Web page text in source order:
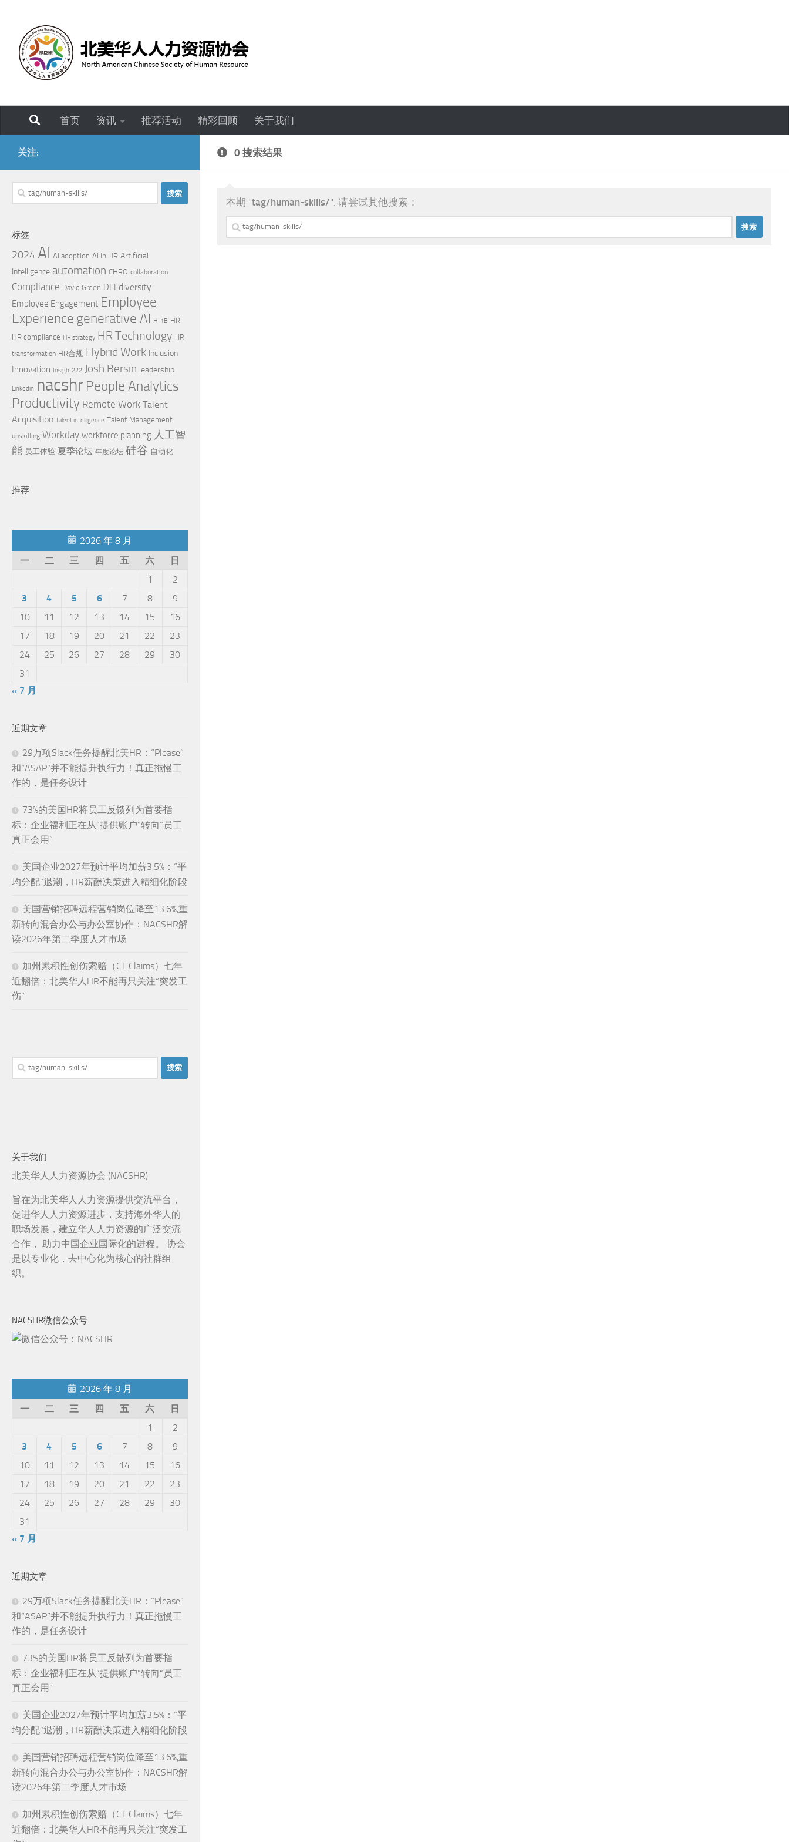
首页 资讯 推荐活动 精彩回顾 关于我们
0 搜索结果
本期 "tag/human-skills/". 请尝试其他搜索：
搜
索：
关注:
搜
索：
标签
2024 AI AI adoption AI in HR Artificial
Intelligence automation CHRO collaboration
Compliance David Green DEI diversity
Employee Engagement Employee
Experience generative AI H-1B HR
HR compliance HR strategy HR Technology HR
transformation HR合规 Hybrid Work Inclusion
Innovation Insight222 Josh Bersin leadership
Linkedin nacshr People Analytics
Productivity Remote Work Talent
Acquisition talent intelligence Talent Management
upskilling Workday workforce planning 人工智
能 员工体验 夏季论坛 年度论坛 硅谷 自动化
推荐
2026 年 8 月
一
二 三 四 五 六
日
1
2
3
4 5 6 7 8
9
10
11 12 13 14 15
16
17
18 19 20 21 22
23
24
25 26 27 28 29
30
31
« 7 月
近期文章
29万项Slack任务提醒北美HR：“Please”
和“ASAP”并不能提升执行力！真正拖慢工
作的，是任务设计
73%的美国HR将员工反馈列为首要指
标：企业福利正在从“提供账户”转向“员工
真正会用”
美国企业2027年预计平均加薪3.5%：“平
均分配”退潮，HR薪酬决策进入精细化阶段
美国营销招聘远程营销岗位降至13.6%,重
新转向混合办公与办公室协作：NACSHR解
读2026年第二季度人才市场
加州累积性创伤索赔（CT Claims）七年
近翻倍：北美华人HR不能再只关注“突发工
伤”
搜
索：
关于我们
北美华人人力资源协会 (NACSHR)
旨在为北美华人人力资源提供交流平台，
促进华人人力资源进步，支持海外华人的
职场发展，建立华人人力资源的广泛交流
合作， 助力中国企业国际化的进程。 协会
是以专业化，去中心化为核心的社群组
织。
NACSHR微信公众号
2026 年 8 月
一
二 三 四 五 六
日
1
2
3
4 5 6 7 8
9
10
11 12 13 14 15
16
17
18 19 20 21 22
23
24
25 26 27 28 29
30
31
« 7 月
近期文章
29万项Slack任务提醒北美HR：“Please”
和“ASAP”并不能提升执行力！真正拖慢工
作的，是任务设计
73%的美国HR将员工反馈列为首要指
标：企业福利正在从“提供账户”转向“员工
真正会用”
美国企业2027年预计平均加薪3.5%：“平
均分配”退潮，HR薪酬决策进入精细化阶段
美国营销招聘远程营销岗位降至13.6%,重
新转向混合办公与办公室协作：NACSHR解
读2026年第二季度人才市场
加州累积性创伤索赔（CT Claims）七年
近翻倍：北美华人HR不能再只关注“突发工